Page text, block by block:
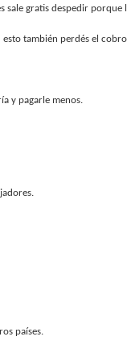
sale gratis despedir
también perdés el
y pagarle menos.
países.